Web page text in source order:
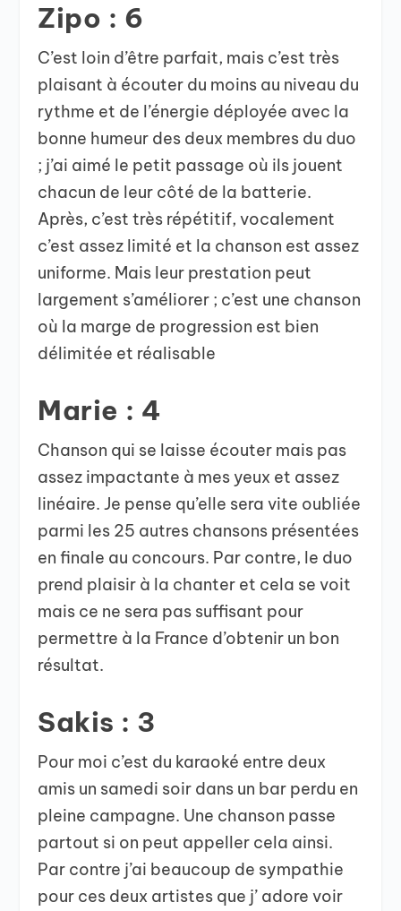
Zipo : 6
C’est loin d’être parfait, mais c’est très
plaisant à écouter du moins au niveau du
rythme et de l’énergie déployée avec la
bonne humeur des deux membres du duo
; j’ai aimé le petit passage où ils jouent
chacun de leur côté de la batterie.
Après, c’est très répétitif, vocalement
c’est assez limité et la chanson est assez
uniforme. Mais leur prestation peut
largement s’améliorer ; c’est une chanson
où la marge de progression est bien
délimitée et réalisable
Marie : 4
Chanson qui se laisse écouter mais pas
assez impactante à mes yeux et assez
linéaire. Je pense qu’elle sera vite oubliée
parmi les 25 autres chansons présentées
en finale au concours. Par contre, le duo
prend plaisir à la chanter et cela se voit
mais ce ne sera pas suffisant pour
permettre à la France d’obtenir un bon
résultat.
Sakis : 3
Pour moi c’est du karaoké entre deux
amis un samedi soir dans un bar perdu en
pleine campagne. Une chanson passe
partout si on peut appeller cela ainsi.
Par contre j’ai beaucoup de sympathie
pour ces deux artistes que j’ adore voir